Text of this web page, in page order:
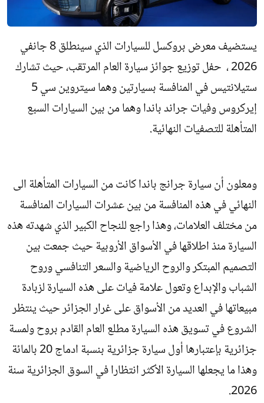
يستضيف معرض بروكسل للسيارات الذي سينطلق 8 جانفي
2026 ، حفل توزيع جوائز سيارة العام المرتقب، حيث تشارك
ستيلانتيس في المنافسة بسيارتين وهما سيتروين سي 5
إيركروس وفيات جراند باندا وهما من بين السيارات السبع
المتأهلة للتصفيات النهائية.
ومعلون أن سيارة جرانج باندا كانت من السيارات المتأهلة الى
النهائي في هذه المنافسة من بين عشرات السيارات المنافسة
من مختلف العلامات، وهذا راجع للنجاح الكبير الذي شهدته هذه
السيارة منذ اطلاقها في الأسواق الأروبية حيث جمعت بين
التصميم المبتكر والروح الرياضية والسعر التنافسي وروح
الشباب والإبداع وتعول علامة فيات على هذه السيارة لزبادة
مبيعاتها في العديد من الأسواق على غرار الجزائر حيث ينتظر
الشروع في تسويق هذه السيارة مطلع العام القادم بروح ولمسة
جزائرية بإعتبارها أول سيارة جزائرية بنسبة ادماج 20 بالمائة
وهذا ما يجعلها السيارة الأكثر انتظارا في السوق الجزائرية سنة
2026.